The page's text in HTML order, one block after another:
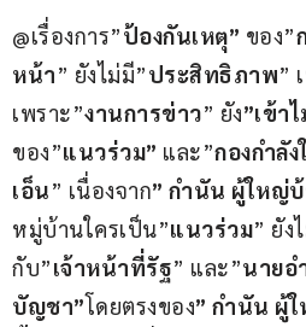
@เรื่องการ”ป้องกันเหตุ” ของ”
หน้า” ยังไม่มี”ประสิทธิภาพ”
เพราะ”งานการข่าว” ยัง”เข้า
ของ”แนวร่วม” และ”กองกำลั
เอ็น” เนื่องจาก” กำนัน ผู้ใหญ่
หมู่บ้านใครเป็น”แนวร่วม” ยัง
กับ”เจ้าหน้าที่รัฐ” และ”นายอ
บัญชา”โดยตรงของ” กำนัน ผู้